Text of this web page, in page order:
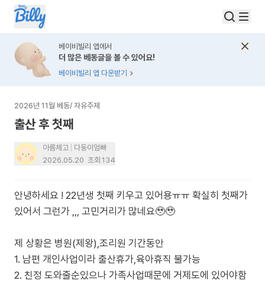
베이비빌리 앱에서
더 많은 베동글을 볼 수 있어요!
베이비빌리 앱 다운받기
2026년 11월 베동/ 자유주제
출산 후 첫째
아름체고
다둥이엄빠
2026.05.20 조회 134
안녕하세요 ! 22년생 첫째 키우고 있어용ㅠㅠ 확실히 첫째가
있어서 그런가 ,,, 고민거리가 많네요🥹🥹
제 상황은 병원(제왕),조리원 기간동안
1. 남편 개인사업이라 출산휴가,육아휴직 불가능
2. 친정 도와줄순있으나 가족사업때문에 거제도에 있어야함